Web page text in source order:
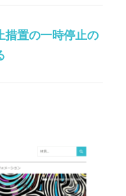
措置の一時停止の